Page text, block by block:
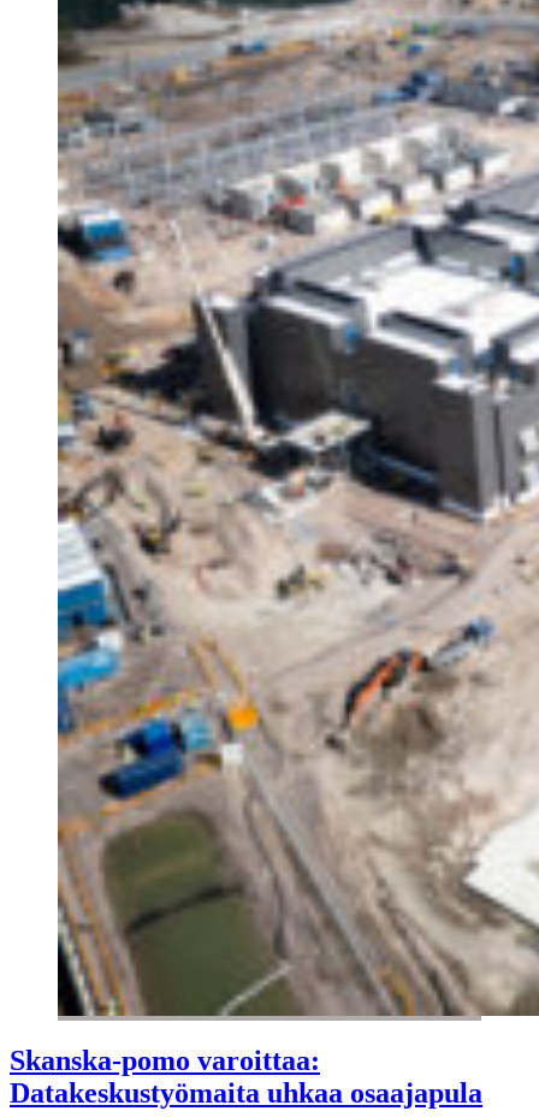
Skanska-pomo varoittaa:
Datakeskustyömaita uhkaa osaajapula